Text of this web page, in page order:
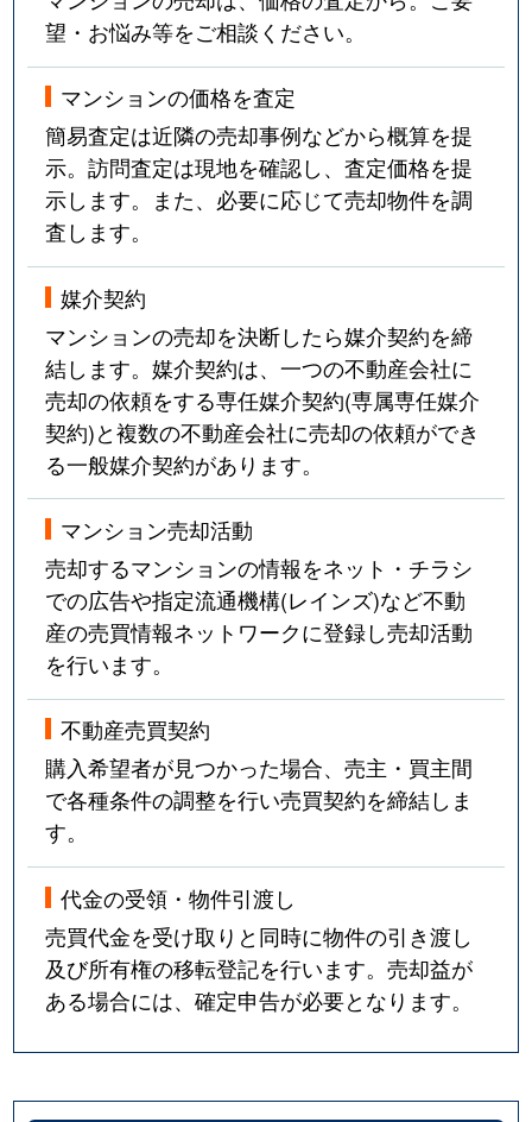
望・お悩み等をご相談ください。
マンションの価格を査定
簡易査定は近隣の売却事例などから概算を提
示。訪問査定は現地を確認し、査定価格を提
示します。また、必要に応じて売却物件を調
査します。
媒介契約
マンションの売却を決断したら媒介契約を締
結します。媒介契約は、一つの不動産会社に
売却の依頼をする専任媒介契約(専属専任媒介
契約)と複数の不動産会社に売却の依頼ができ
る一般媒介契約があります。
マンション売却活動
売却するマンションの情報をネット・チラシ
での広告や指定流通機構(レインズ)など不動
産の売買情報ネットワークに登録し売却活動
を行います。
不動産売買契約
購入希望者が見つかった場合、売主・買主間
で各種条件の調整を行い売買契約を締結しま
す。
代金の受領・物件引渡し
売買代金を受け取りと同時に物件の引き渡し
及び所有権の移転登記を行います。売却益が
ある場合には、確定申告が必要となります。